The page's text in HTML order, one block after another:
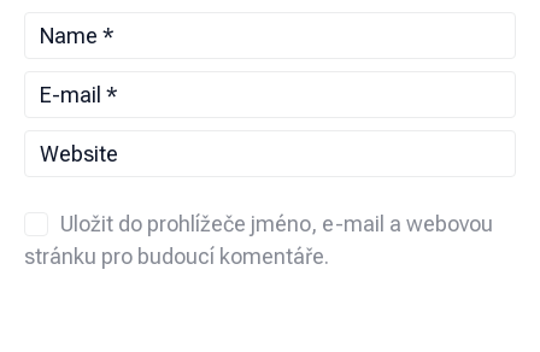
Uložit do prohlížeče jméno, e-mail a webovou
stránku pro budoucí komentáře.